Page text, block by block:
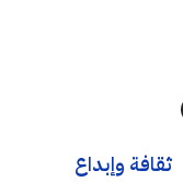
ثقافة وإبداع